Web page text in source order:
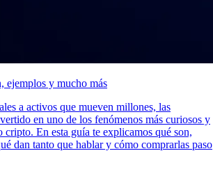
ejemplos y mucho más
a activos que mueven millones, las
en uno de los fenómenos más curiosos y
cripto. En esta guía te explicamos qué son,
dan tanto que hablar y cómo comprarlas paso